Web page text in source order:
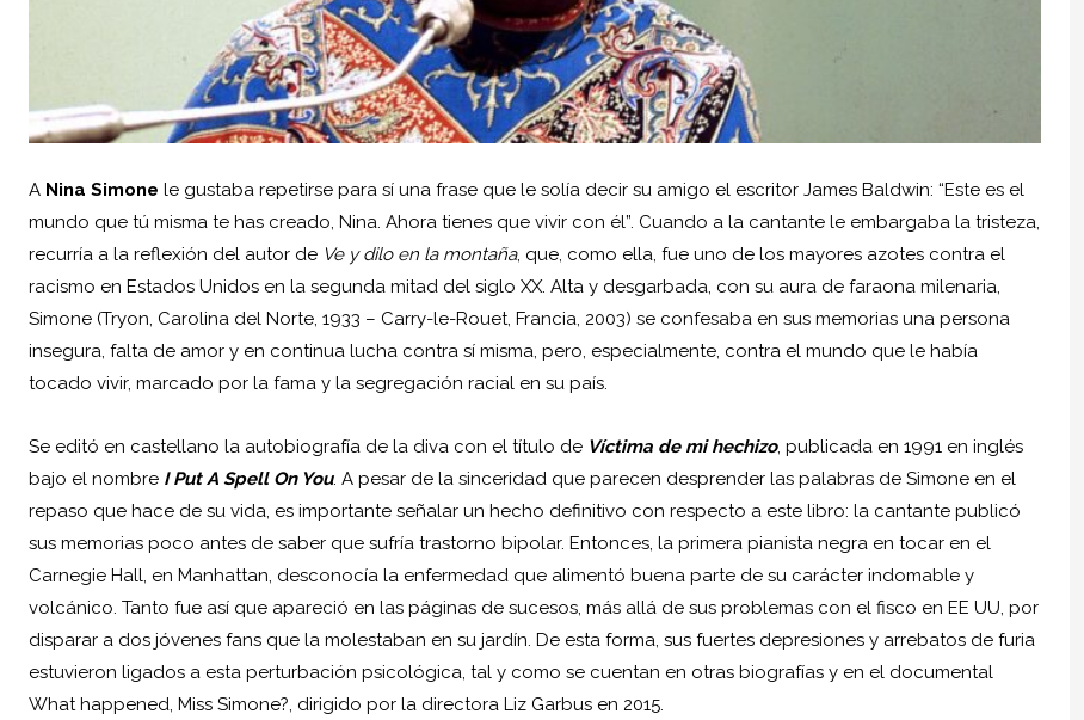
A Nina Simone le gustaba repetirse para sí una frase que le solía decir su amigo el escritor James Baldwin: “Este es el
mundo que tú misma te has creado, Nina. Ahora tienes que vivir con él”. Cuando a la cantante le embargaba la tristeza,
recurría a la reflexión del autor de Ve y dilo en la montaña, que, como ella, fue uno de los mayores azotes contra el
racismo en Estados Unidos en la segunda mitad del siglo XX. Alta y desgarbada, con su aura de faraona milenaria,
Simone (Tryon, Carolina del Norte, 1933 – Carry-le-Rouet, Francia , 2003) se confesaba en sus memorias una persona
insegura, falta de amor y en continua lucha contra sí misma, pero, especialmente, contra el mundo que le había
tocado vivir, marcado por la fama y la segregación racial en su país.
Se editó en castellano la autobiografía de la diva con el título de Víctima de mi hechizo, publicada en 1991 en inglés
bajo el nombre I Put A Spell On You. A pesar de la sinceridad que parecen desprender las palabras de Simone en el
repaso que hace de su vida, es importante señalar un hecho definitivo con respecto a este libro: la cantante publicó
sus memorias poco antes de saber que sufría trastorno bipolar. Entonces, la primera pianista negra en tocar en el
Carnegie Hall, en Manhattan, desconocía la enfermedad que alimentó buena parte de su carácter indomable y
volcánico. Tanto fue así que apareció en las páginas de sucesos, más allá de sus problemas con el fisco en EE UU, por
disparar a dos jóvenes fans que la molestaban en su jardín. De esta forma, sus fuertes depresiones y arrebatos de furia
estuvieron ligados a esta perturbación psicológica, tal y como se cuentan en otras biografías y en el documental
What happened, Miss Simone?, dirigido por la directora Liz Garbus en 2015.